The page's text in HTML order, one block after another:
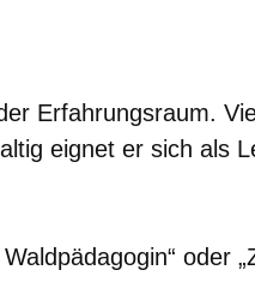
Erfahrungsraum.
eignet er sich als
oder